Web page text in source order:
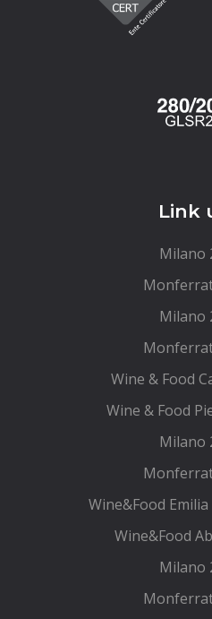
Link
Milano
Milano
Wine & Food
Wine & Food
Milano
Wine&Food
Wine&Food
Milano